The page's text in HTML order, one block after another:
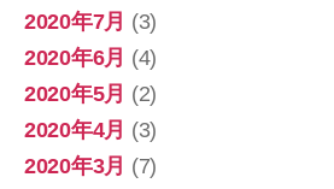
2020年7月 (3)
2020年6月 (4)
2020年5月 (2)
2020年4月 (3)
2020年3月 (7)